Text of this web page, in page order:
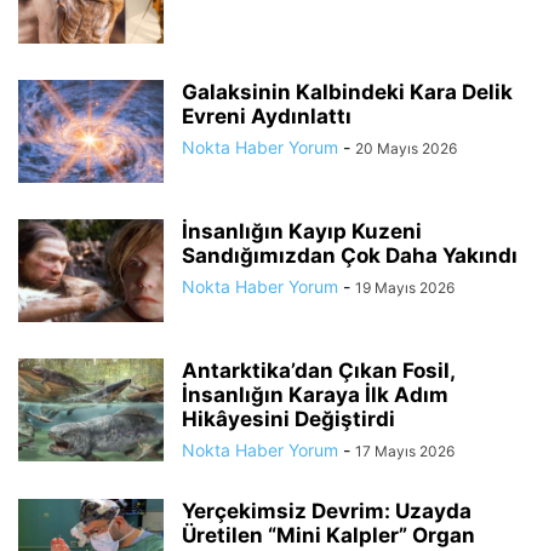
Galaksinin Kalbindeki Kara Delik
Evreni Aydınlattı
Nokta Haber Yorum - 20 Mayıs 2026
İnsanlığın Kayıp Kuzeni
Sandığımızdan Çok Daha Yakındı
Nokta Haber Yorum - 19 Mayıs 2026
Antarktika’dan Çıkan Fosil,
İnsanlığın Karaya İlk Adım
Hikâyesini Değiştirdi
Nokta Haber Yorum - 17 Mayıs 2026
Yerçekimsiz Devrim: Uzayda
Üretilen “Mini Kalpler” Organ